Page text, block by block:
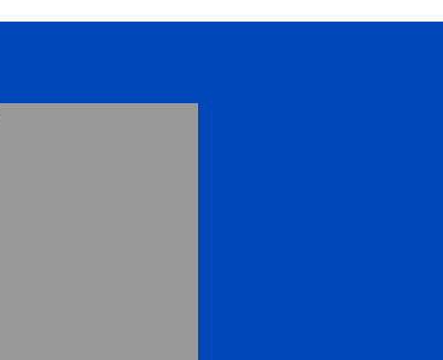
Bilzen-